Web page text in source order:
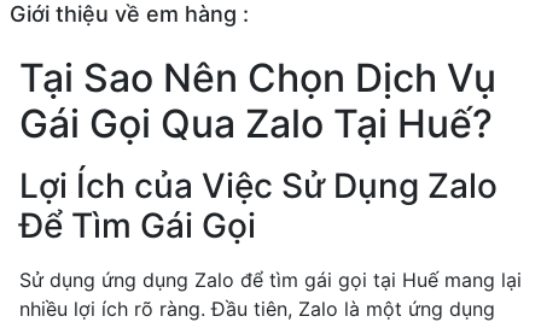
Giới thiệu về em hàng :
Tại Sao Nên Chọn Dịch Vụ
Gái Gọi Qua Zalo Tại Huế?
Lợi Ích của Việc Sử Dụng Zalo
Để Tìm Gái Gọi
Sử dụng ứng dụng Zalo để tìm gái gọi tại Huế mang lại
nhiều lợi ích rõ ràng. Đầu tiên, Zalo là một ứng dụng